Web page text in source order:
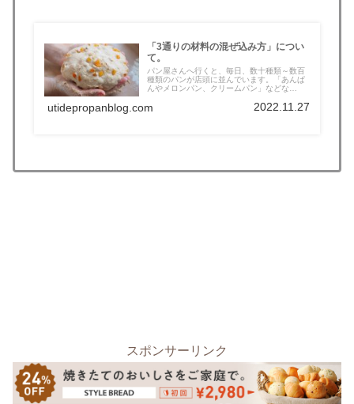
「3通りの材料の混ぜ込み方」につい
て。
パン屋さんへ行くと、毎日、数十種類～数百
種類のパンが店頭に並んでいます。「あんぱ
んやメロンパン、クリームパン」などな
utidepropanblog.com 2022.11.27
スポンサーリンク